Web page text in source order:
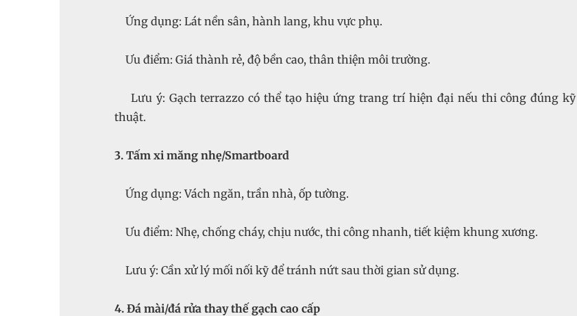
Ứng dụng: Lát nền sân, hành lang, khu vực phụ.
Ưu điểm: Giá thành rẻ, độ bền cao, thân thiện môi trường.
Lưu ý: Gạch terrazzo có thể tạo hiệu ứng trang trí hiện đại nếu thi công đúng kỹ
thuật.
3. Tấm xi măng nhẹ/Smartboard
Ứng dụng: Vách ngăn, trần nhà, ốp tường.
Ưu điểm: Nhẹ, chống cháy, chịu nước, thi công nhanh, tiết kiệm khung xương.
Lưu ý: Cần xử lý mối nối kỹ để tránh nứt sau thời gian sử dụng.
4. Đá mài/đá rửa thay thế gạch cao cấp